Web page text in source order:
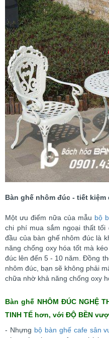
Bàn ghế nhôm đúc - tiết kiệm
Một ưu điểm nữa của mẫu bộ
chi phí mua sắm ngoại thất
đầu của bàn ghế nhôm đúc là
năng chống oxy hóa tốt mà
đúc lên đến 5 - 10 năm. Đồng
nhôm đúc, bạn sẽ không phải
chữa nhờ khả năng chống oxy
Bàn ghế NHÔM ĐÚC NGHỆ
TINH TẾ hơn, với ĐỘ BỀN
- Nhựng bộ bàn ghế cafe sân